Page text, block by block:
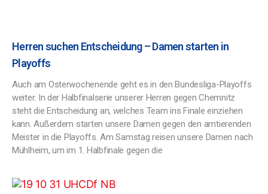
Herren suchen Entscheidung – Damen starten in
Playoffs
Auch am Osterwochenende geht es in den Bundesliga-Playoffs
weiter. In der Halbfinalserie unserer Herren gegen Chemnitz
steht die Entscheidung an, welches Team ins Finale einziehen
kann. Außerdem starten unsere Damen gegen den amtierenden
Meister in die Playoffs. Am Samstag reisen unsere Damen nach
Mühlheim, um im 1. Halbfinale gegen die